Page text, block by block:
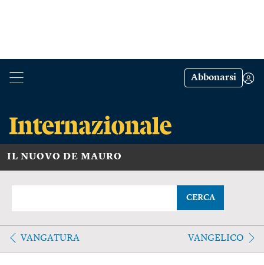
Abbonarsi
IL NUOVO DE MAURO
CERCA
VANGATURA VANGELICO